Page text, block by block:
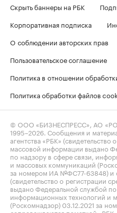
Скрыть баннеры на РБК
Корпоративная подписка
О соблюдении авторских прав
Пользовательское соглашение
Политика в отношении
Политика обработки файлов
© ООО «БИЗНЕСПРЕСС», АО
1995–2026 . Сообщения и
агентства «РБК» (свидетельство
массовой информации выдано
по надзору в сфере связи,
и массовых коммуникаций
за номером ИА №ФС77-63848) и
(свидетельство о регистрации
выдано Федеральной службой по
информационных технологий и
(Роскомнадзор) 03.12.2021 за